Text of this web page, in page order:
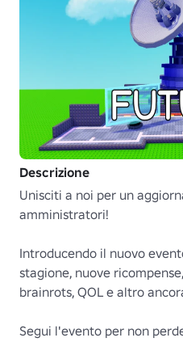
Descrizione
Unisciti a noi per un
amministratori!
Introducendo il nuovo
stagione, nuove
brainrots, QOL e altro
Segui l'evento per non